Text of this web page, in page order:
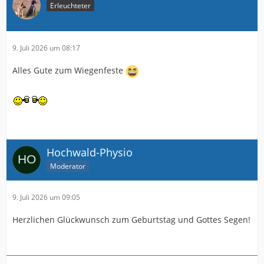
Erleuchteter
9. Juli 2026 um 08:17
Alles Gute zum Wiegenfeste
Hochwald-Physio
Moderator
9. Juli 2026 um 09:05
Herzlichen Glückwunsch zum Geburtstag und Gottes Segen!